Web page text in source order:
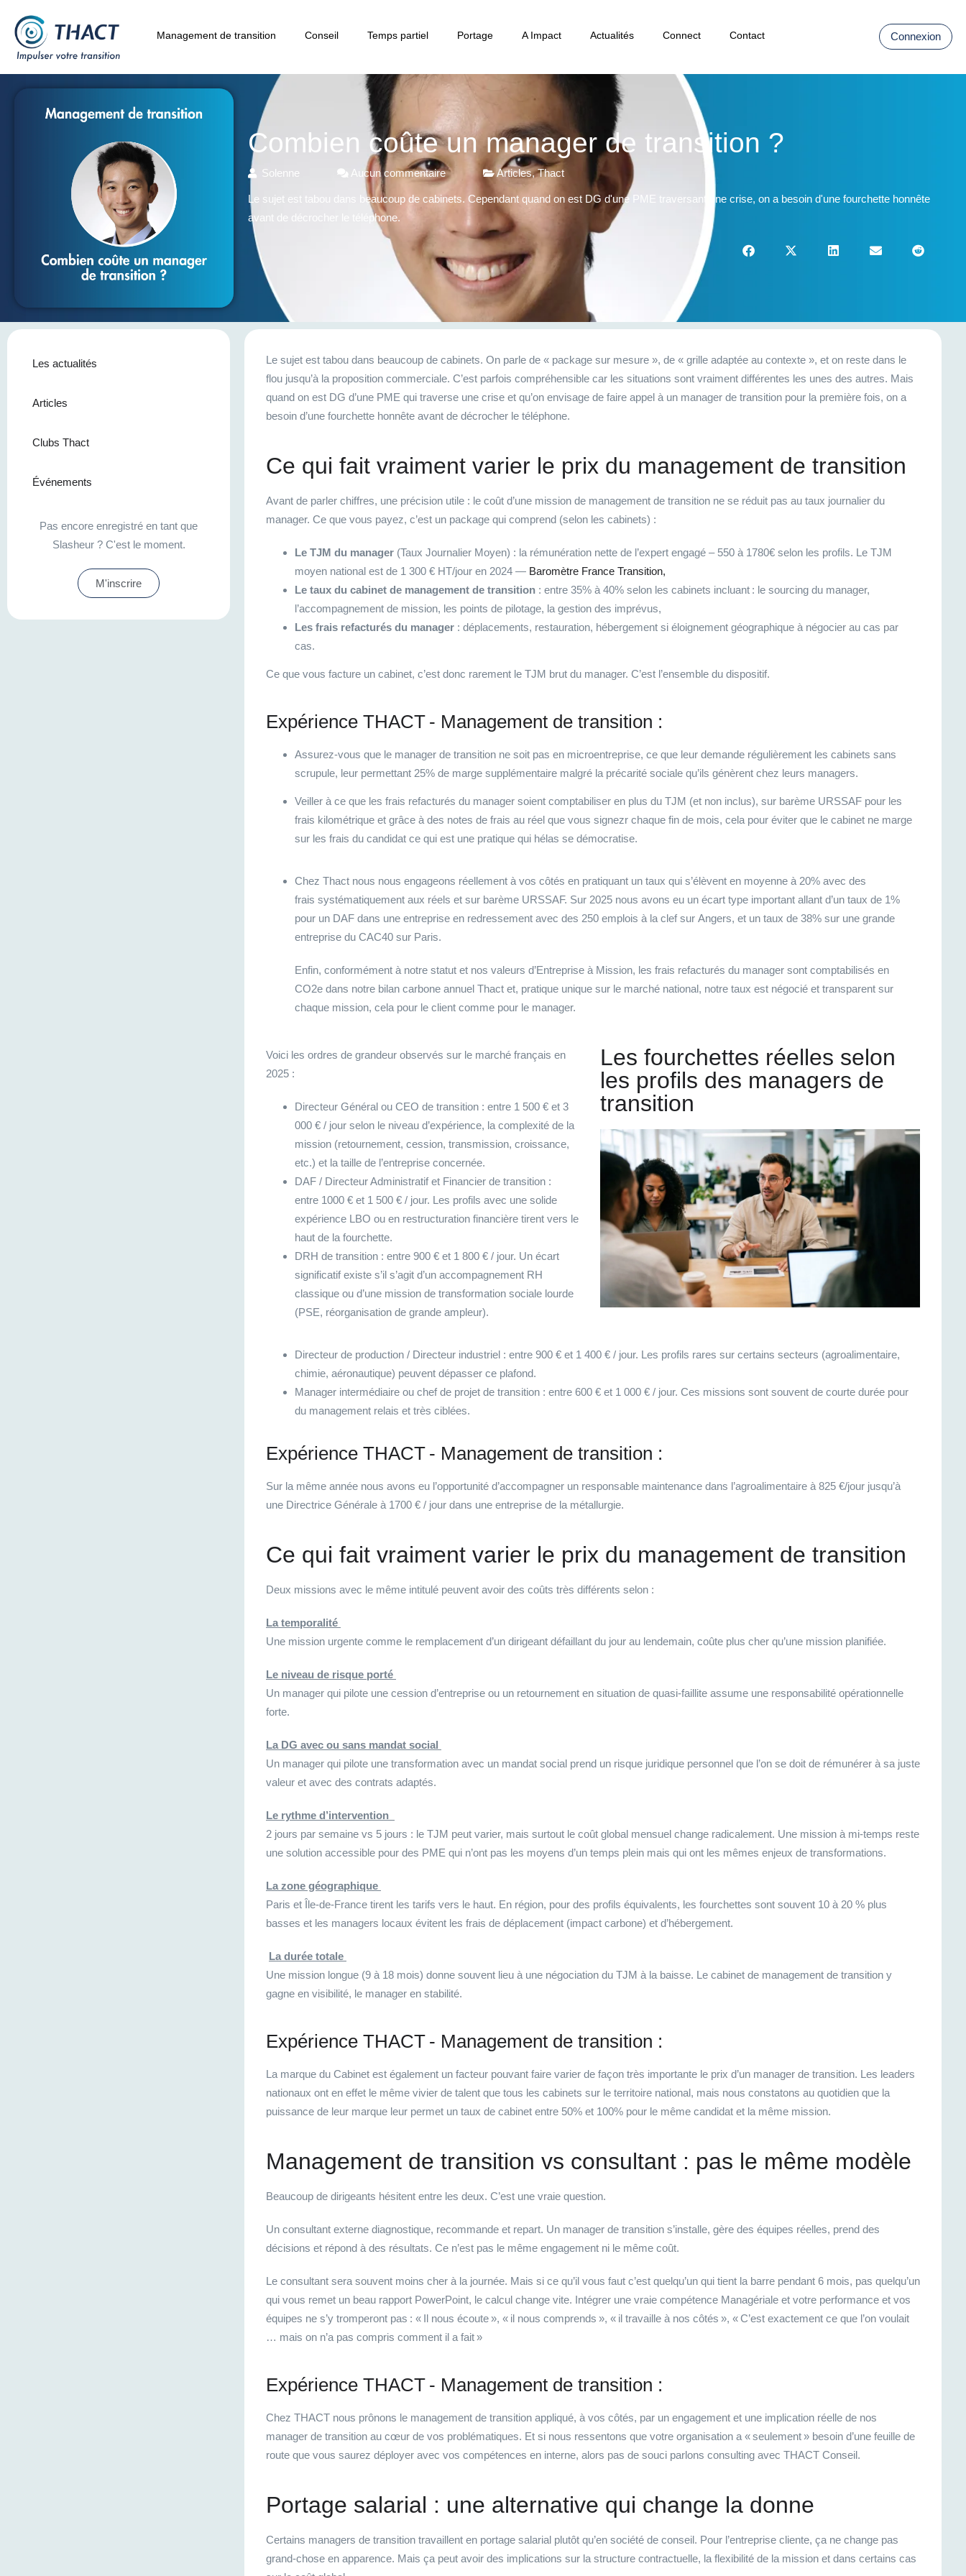
Management de transition Conseil Temps partiel Portage A Impact Actualités Connect Contact Connexion
Combien coûte un manager de transition ?
Solenne Aucun commentaire Articles,Thact
Le sujet est tabou dans beaucoup de cabinets. Cependant quand on est DG d'une PME traversant une crise, on a besoin d'une fourchette honnête
avant de décrocher le téléphone.
Les actualités
Articles
Clubs Thact
Événements
Pas encore enregistré en tant que
Slasheur ? C'est le moment.
M'inscrire
Le sujet est tabou dans beaucoup de cabinets. On parle de « package sur mesure », de « grille adaptée au contexte », et on reste dans le
flou jusqu’à la proposition commerciale. C’est parfois compréhensible car les situations sont vraiment différentes les unes des autres. Mais
quand on est DG d’une PME qui traverse une crise et qu’on envisage de faire appel à un manager de transition pour la première fois, on a
besoin d’une fourchette honnête avant de décrocher le téléphone.
Ce qui fait vraiment varier le prix du management de transition
Avant de parler chiffres, une précision utile : le coût d’une mission de management de transition ne se réduit pas au taux journalier du
manager. Ce que vous payez, c’est un package qui comprend (selon les cabinets) :
Le TJM du manager (Taux Journalier Moyen) : la rémunération nette de l’expert engagé – 550 à 1780€ selon les profils. Le TJM
moyen national est de 1 300 € HT/jour en 2024 — Baromètre France Transition,
Le taux du cabinet de management de transition : entre 35% à 40% selon les cabinets incluant : le sourcing du manager,
l’accompagnement de mission, les points de pilotage, la gestion des imprévus,
Les frais refacturés du manager : déplacements, restauration, hébergement si éloignement géographique à négocier au cas par
cas.
Ce que vous facture un cabinet, c’est donc rarement le TJM brut du manager. C’est l’ensemble du dispositif.
Expérience THACT - Management de transition :
Assurez-vous que le manager de transition ne soit pas en microentreprise, ce que leur demande régulièrement les cabinets sans
scrupule, leur permettant 25% de marge supplémentaire malgré la précarité sociale qu’ils génèrent chez leurs managers.
Veiller à ce que les frais refacturés du manager soient comptabiliser en plus du TJM (et non inclus), sur barème URSSAF pour les
frais kilométrique et grâce à des notes de frais au réel que vous signezr chaque fin de mois, cela pour éviter que le cabinet ne marge
sur les frais du candidat ce qui est une pratique qui hélas se démocratise.
Chez Thact nous nous engageons réellement à vos côtés en pratiquant un taux qui s’élèvent en moyenne à 20% avec des
frais systématiquement aux réels et sur barème URSSAF. Sur 2025 nous avons eu un écart type important allant d’un taux de 1%
pour un DAF dans une entreprise en redressement avec des 250 emplois à la clef sur Angers, et un taux de 38% sur une grande
entreprise du CAC40 sur Paris.
Enfin, conformément à notre statut et nos valeurs d’Entreprise à Mission, les frais refacturés du manager sont comptabilisés en
CO2e dans notre bilan carbone annuel Thact et, pratique unique sur le marché national, notre taux est négocié et transparent sur
chaque mission, cela pour le client comme pour le manager.
Voici les ordres de grandeur observés sur le marché français en
2025 :
Directeur Général ou CEO de transition : entre 1 500 € et 3
000 € / jour selon le niveau d’expérience, la complexité de la
mission (retournement, cession, transmission, croissance,
etc.) et la taille de l’entreprise concernée.
DAF / Directeur Administratif et Financier de transition :
entre 1000 € et 1 500 € / jour. Les profils avec une solide
expérience LBO ou en restructuration financière tirent vers le
haut de la fourchette.
DRH de transition : entre 900 € et 1 800 € / jour. Un écart
significatif existe s’il s’agit d’un accompagnement RH
classique ou d’une mission de transformation sociale lourde
(PSE, réorganisation de grande ampleur).
Les fourchettes réelles selon
les profils des managers de
transition
Directeur de production / Directeur industriel : entre 900 € et 1 400 € / jour. Les profils rares sur certains secteurs (agroalimentaire,
chimie, aéronautique) peuvent dépasser ce plafond.
Manager intermédiaire ou chef de projet de transition : entre 600 € et 1 000 € / jour. Ces missions sont souvent de courte durée pour
du management relais et très ciblées.
Expérience THACT - Management de transition :
Sur la même année nous avons eu l’opportunité d’accompagner un responsable maintenance dans l’agroalimentaire à 825 €/jour jusqu’à
une Directrice Générale à 1700 € / jour dans une entreprise de la métallurgie.
Ce qui fait vraiment varier le prix du management de transition
Deux missions avec le même intitulé peuvent avoir des coûts très différents selon :
La temporalité
Une mission urgente comme le remplacement d’un dirigeant défaillant du jour au lendemain, coûte plus cher qu’une mission planifiée.
Le niveau de risque porté
Un manager qui pilote une cession d’entreprise ou un retournement en situation de quasi-faillite assume une responsabilité opérationnelle
forte.
La DG avec ou sans mandat social
Un manager qui pilote une transformation avec un mandat social prend un risque juridique personnel que l’on se doit de rémunérer à sa juste
valeur et avec des contrats adaptés.
Le rythme d’intervention
2 jours par semaine vs 5 jours : le TJM peut varier, mais surtout le coût global mensuel change radicalement. Une mission à mi-temps reste
une solution accessible pour des PME qui n’ont pas les moyens d’un temps plein mais qui ont les mêmes enjeux de transformations.
La zone géographique
Paris et Île-de-France tirent les tarifs vers le haut. En région, pour des profils équivalents, les fourchettes sont souvent 10 à 20 % plus
basses et les managers locaux évitent les frais de déplacement (impact carbone) et d’hébergement.
La durée totale
Une mission longue (9 à 18 mois) donne souvent lieu à une négociation du TJM à la baisse. Le cabinet de management de transition y
gagne en visibilité, le manager en stabilité.
Expérience THACT - Management de transition :
La marque du Cabinet est également un facteur pouvant faire varier de façon très importante le prix d’un manager de transition. Les leaders
nationaux ont en effet le même vivier de talent que tous les cabinets sur le territoire national, mais nous constatons au quotidien que la
puissance de leur marque leur permet un taux de cabinet entre 50% et 100% pour le même candidat et la même mission.
Management de transition vs consultant : pas le même modèle
Beaucoup de dirigeants hésitent entre les deux. C’est une vraie question.
Un consultant externe diagnostique, recommande et repart. Un manager de transition s’installe, gère des équipes réelles, prend des
décisions et répond à des résultats. Ce n’est pas le même engagement ni le même coût.
Le consultant sera souvent moins cher à la journée. Mais si ce qu’il vous faut c’est quelqu’un qui tient la barre pendant 6 mois, pas quelqu’un
qui vous remet un beau rapport PowerPoint, le calcul change vite. Intégrer une vraie compétence Managériale et votre performance et vos
équipes ne s’y tromperont pas : « Il nous écoute », « il nous comprends », « il travaille à nos côtés », « C’est exactement ce que l’on voulait
… mais on n’a pas compris comment il a fait »
Expérience THACT - Management de transition :
Chez THACT nous prônons le management de transition appliqué, à vos côtés, par un engagement et une implication réelle de nos
manager de transition au cœur de vos problématiques. Et si nous ressentons que votre organisation a « seulement » besoin d’une feuille de
route que vous saurez déployer avec vos compétences en interne, alors pas de souci parlons consulting avec THACT Conseil.
Portage salarial : une alternative qui change la donne
Certains managers de transition travaillent en portage salarial plutôt qu’en société de conseil. Pour l’entreprise cliente, ça ne change pas
grand-chose en apparence. Mais ça peut avoir des implications sur la structure contractuelle, la flexibilité de la mission et dans certains cas